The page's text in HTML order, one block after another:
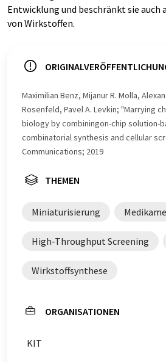
Entwicklung und beschränkt sie auch
von Wirkstoffen.
Maximilian Benz, Mijanur R. Molla,
Rosenfeld, Pavel A. Levkin; "Marrying
biology by combiningon-chip solution-
combinatorial synthesis and cellular
Communications; 2019
THEMEN
Miniaturisierung
High-Throughput Screening
Wirkstoffsynthese
ORGANISATIONEN
KIT